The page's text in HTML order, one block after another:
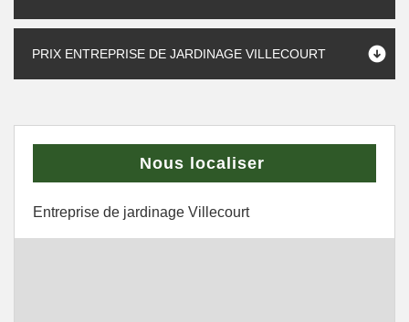
PRIX ENTREPRISE DE JARDINAGE VILLECOURT
Nous localiser
Entreprise de jardinage Villecourt